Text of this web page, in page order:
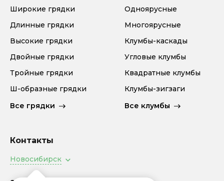
Широкие грядки
Длинные грядки
Высокие грядки
Двойные грядки
Тройные грядки
Ш-образные грядки
Все грядки
Одноярусные
Многоярусные
Клумбы-каскады
Угловые клумбы
Квадратные клумбы
Клумбы-зигзаги
Все клумбы
Контакты
Новосибирск